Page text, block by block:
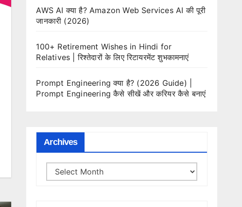
AWS AI क्या है? Amazon Web Services AI की पूरी
जानकारी (2026)
100+ Retirement Wishes in Hindi for
Relatives | रिश्तेदारों के लिए रिटायरमेंट शुभकामनाएं
Prompt Engineering क्या है? (2026 Guide) |
Prompt Engineering कैसे सीखें और करियर कैसे बनाएं
Archives
Archives